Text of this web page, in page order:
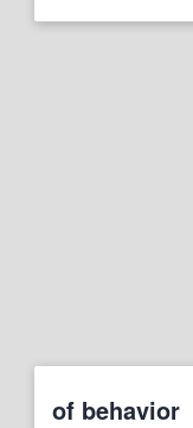
of behavior